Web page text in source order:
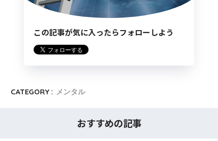
この記事が気に入ったらフォローしよう
CATEGORY : メンタル
おすすめの記事